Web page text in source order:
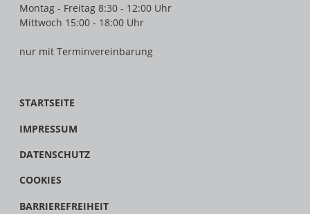
Montag - Freitag 8:30 - 12:00 Uhr
Mittwoch 15:00 - 18:00 Uhr
nur mit Terminvereinbarung
STARTSEITE
IMPRESSUM
DATENSCHUTZ
COOKIES
BARRIEREFREIHEIT